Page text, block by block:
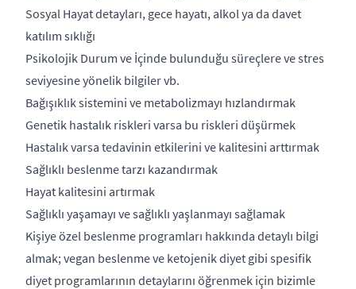
Sosyal Hayat detayları, gece hayatı, alkol ya da davet
katılım sıklığı
Psikolojik Durum ve İçinde bulunduğu süreçlere ve stres
seviyesine yönelik bilgiler vb.
Bağışıklık sistemini ve metabolizmayı hızlandırmak
Genetik hastalık riskleri varsa bu riskleri düşürmek
Hastalık varsa tedavinin etkilerini ve kalitesini arttırmak
Sağlıklı beslenme tarzı kazandırmak
Hayat kalitesini artırmak
Sağlıklı yaşamayı ve sağlıklı yaşlanmayı sağlamak
Kişiye özel beslenme programları hakkında detaylı bilgi
almak; vegan beslenme ve ketojenik diyet gibi spesifik
diyet programlarının detaylarını öğrenmek için bizimle